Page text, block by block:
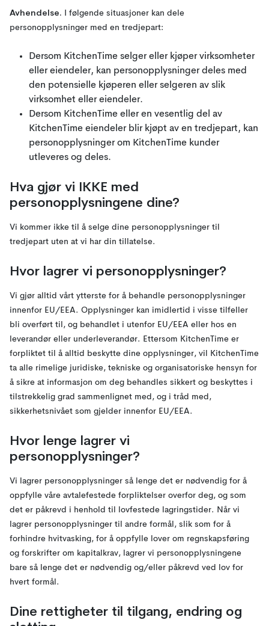
Avhendelse. I følgende situasjoner kan dele
personopplysninger med en tredjepart:
Dersom KitchenTime selger eller kjøper virksomheter
eller eiendeler, kan personopplysninger deles med
den potensielle kjøperen eller selgeren av slik
virksomhet eller eiendeler.
Dersom KitchenTime eller en vesentlig del av
KitchenTime eiendeler blir kjøpt av en tredjepart, kan
personopplysninger om KitchenTime kunder
utleveres og deles.
Hva gjør vi IKKE med
personopplysningene dine?
Vi kommer ikke til å selge dine personopplysninger til
tredjepart uten at vi har din tillatelse.
Hvor lagrer vi personopplysninger?
Vi gjør alltid vårt ytterste for å behandle personopplysninger
innenfor EU/EEA. Opplysninger kan imidlertid i visse tilfeller
bli overført til, og behandlet i utenfor EU/EEA eller hos en
leverandør eller underleverandør. Ettersom KitchenTime er
forpliktet til å alltid beskytte dine opplysninger, vil KitchenTime
ta alle rimelige juridiske, tekniske og organisatoriske hensyn for
å sikre at informasjon om deg behandles sikkert og beskyttes i
tilstrekkelig grad sammenlignet med, og i tråd med,
sikkerhetsnivået som gjelder innenfor EU/EEA.
Hvor lenge lagrer vi
personopplysninger?
Vi lagrer personopplysninger så lenge det er nødvendig for å
oppfylle våre avtalefestede forpliktelser overfor deg, og som
det er påkrevd i henhold til lovfestede lagringstider. Når vi
lagrer personopplysninger til andre formål, slik som for å
forhindre hvitvasking, for å oppfylle lover om regnskapsføring
og forskrifter om kapitalkrav, lagrer vi personopplysningene
bare så lenge det er nødvendig og/eller påkrevd ved lov for
hvert formål.
Dine rettigheter til tilgang, endring og